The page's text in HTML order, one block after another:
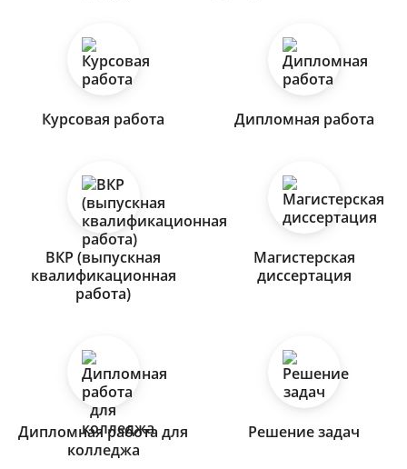
Курсовая работа Дипломная работа
ВКР (выпускная
квалификационная
работа)
Магистерская
диссертация
Дипломная работа для
колледжа
Решение задач